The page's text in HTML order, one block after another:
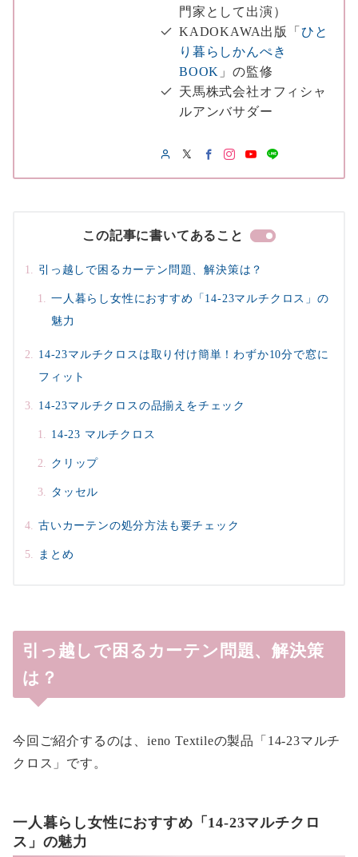
門家として出演）
KADOKAWA出版「 ひと
り暮らしかんぺき
BOOK 」の監修
天馬株式会社オフィシャ
ルアンバサダー
この記事に書いてあること
引っ越しで困るカーテン問題、解決策は？
一人暮らし女性におすすめ「14-23マルチクロス」の
魅力
14-23マルチクロスは取り付け簡単！わずか10分で窓に
フィット
14-23マルチクロスの品揃えをチェック
14-23 マルチクロス
クリップ
タッセル
古いカーテンの処分方法も要チェック
まとめ
引っ越しで困るカーテン問題、解決策
は？
今回ご紹介するのは、ieno Textileの製品「14‐23マルチ
クロス」です。
一人暮らし女性におすすめ「14-23マルチクロ
ス」の魅力